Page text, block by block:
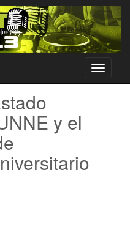
Toggle
y el